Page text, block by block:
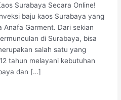
Surabaya Secara Online!
baju kaos Surabaya yang
Anafa Garment. Dari sekian
di Surabaya, bisa
salah satu yang
tahun melayani kebutuhan
dan […]